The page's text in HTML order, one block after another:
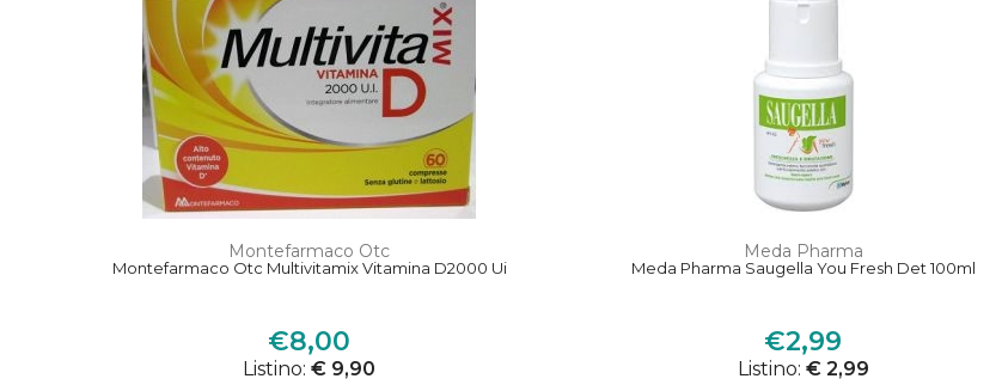
Montefarmaco Otc
Montefarmaco Otc Multivitamix Vitamina D2000 Ui
€8,00
Listino:€ 9,90
Meda Pharma
Meda Pharma Saugella You Fresh Det 100ml
€2,99
Listino: € 2,99